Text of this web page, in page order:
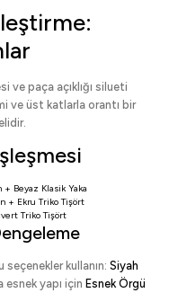
ve paça açıklığı silueti
ve üst katlarla orantı bir
+ Beyaz Klasik Yaka
+ Ekru Triko Tişört
Triko Tişört
kullanın: Siyah
esnek yapı için Esnek Örgü